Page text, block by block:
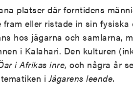
platser där forntidens
eller ristade in sin fysiska
hos jägarna och samlarna,
i Kalahari. Den kulturen
i Afrikas inre, och några år
tematiken iJägarens leende.